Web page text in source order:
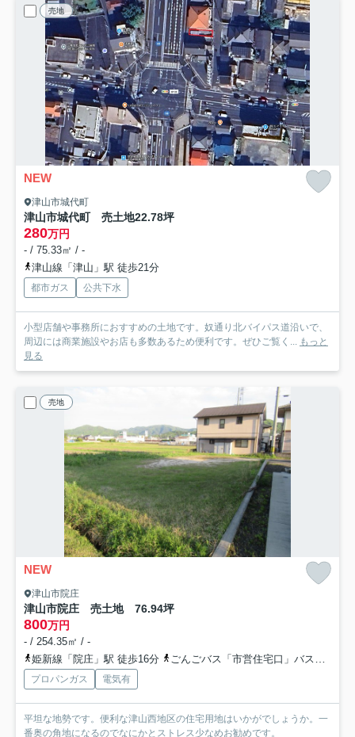
売地
NEW
津山市城代町
津山市城代町 売土地22.78坪
280万円
- / 75.33㎡ / -
津山線「津山」駅 徒歩21分
都市ガス 公共下水
小型店舗や事務所におすすめの土地です。奴通り北バイパス道沿いで、
周辺には商業施設やお店も多数あるため便利です。ぜひご覧く...
もっと
見る
売地
NEW
津山市院庄
津山市院庄 売土地 76.94坪
800万円
- / 254.35㎡ / -
姫新線「院庄」駅 徒歩16分
ごんごバス「市営住宅口」バス停下車 徒歩分
プロパンガス 電気有
平坦な地勢です。便利な津山西地区の住宅用地はいかがでしょうか。一
番奥の角地になるのでなにかとストレス少なめお勧めです。